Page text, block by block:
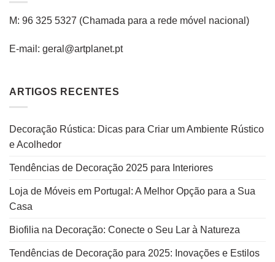
M: 96 325 5327 (Chamada para a rede móvel nacional )
E-mail: geral@artplanet.pt
ARTIGOS RECENTES
Decoração Rústica: Dicas para Criar um Ambiente Rústico
e Acolhedor
Tendências de Decoração 2025 para Interiores
Loja de Móveis em Portugal: A Melhor Opção para a Sua
Casa
Biofilia na Decoração: Conecte o Seu Lar à Natureza
Tendências de Decoração para 2025: Inovações e Estilos